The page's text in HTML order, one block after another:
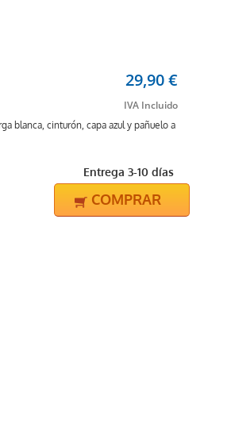
29,90 €
blanca, cinturón, capa azul y pañuelo a
Entrega 3-10 días
COMPRAR